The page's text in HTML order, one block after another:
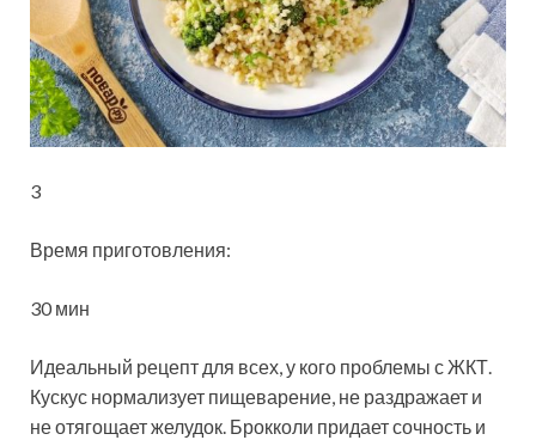
3
Время приготовления:
30 мин
Идеальный рецепт для всех, у кого проблемы с ЖКТ.
Кускус нормализует пищеварение, не раздражает и
не отягощает желудок. Брокколи придает сочность и